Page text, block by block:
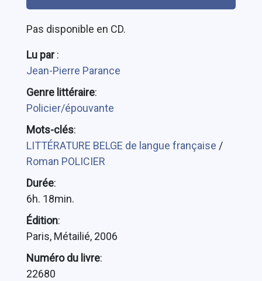
Pas disponible en CD.
Lu par:
Jean-Pierre Parance
Genre littéraire:
Policier/épouvante
Mots-clés:
LITTÉRATURE BELGE de langue française /
Roman POLICIER
Durée:
6h. 18min.
Édition:
Paris, Métailié, 2006
Numéro du livre:
22680